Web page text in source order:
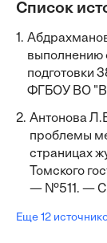
Список
1.
выполнению
подготовки
ФГБОУ ВО
2. Антонова
проблемы
страницах
Томского
— №511. — С.
Еще 12